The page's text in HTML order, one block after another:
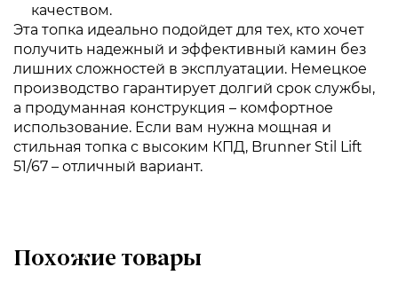
качеством.
Эта топка идеально подойдет для тех, кто хочет
получить надежный и эффективный камин без
лишних сложностей в эксплуатации. Немецкое
производство гарантирует долгий срок службы,
а продуманная конструкция – комфортное
использование. Если вам нужна мощная и
стильная топка с высоким КПД, Brunner Stil Lift
51/67 – отличный вариант.
Похожие товары